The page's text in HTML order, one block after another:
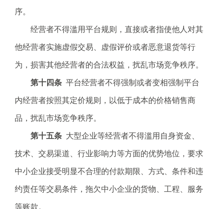
序。
经营者不得滥用平台规则，直接或者指使他人对其
他经营者实施虚假交易、虚假评价或者恶意退货等行
为，损害其他经营者的合法权益，扰乱市场竞争秩序。
第十四条 平台经营者不得强制或者变相强制平台
内经营者按照其定价规则，以低于成本的价格销售商
品，扰乱市场竞争秩序。
第十五条 大型企业等经营者不得滥用自身资金、
技术、交易渠道、行业影响力等方面的优势地位，要求
中小企业接受明显不合理的付款期限、方式、条件和违
约责任等交易条件，拖欠中小企业的货物、工程、服务
等账款。